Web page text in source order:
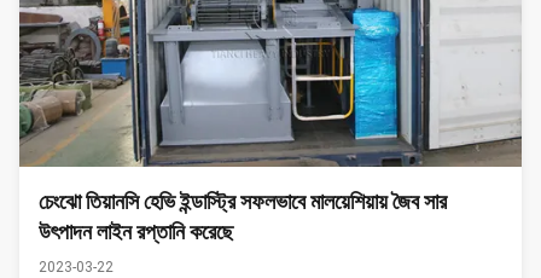
চেংঝো তিয়ানসি হেভি ইন্ডাস্ট্রি সফলভাবে মালয়েশিয়ায় জৈব সার
উৎপাদন লাইন রপ্তানি করেছে
2023-03-22